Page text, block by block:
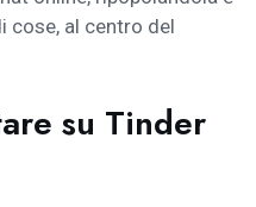
cose, al centro del
su Tinder